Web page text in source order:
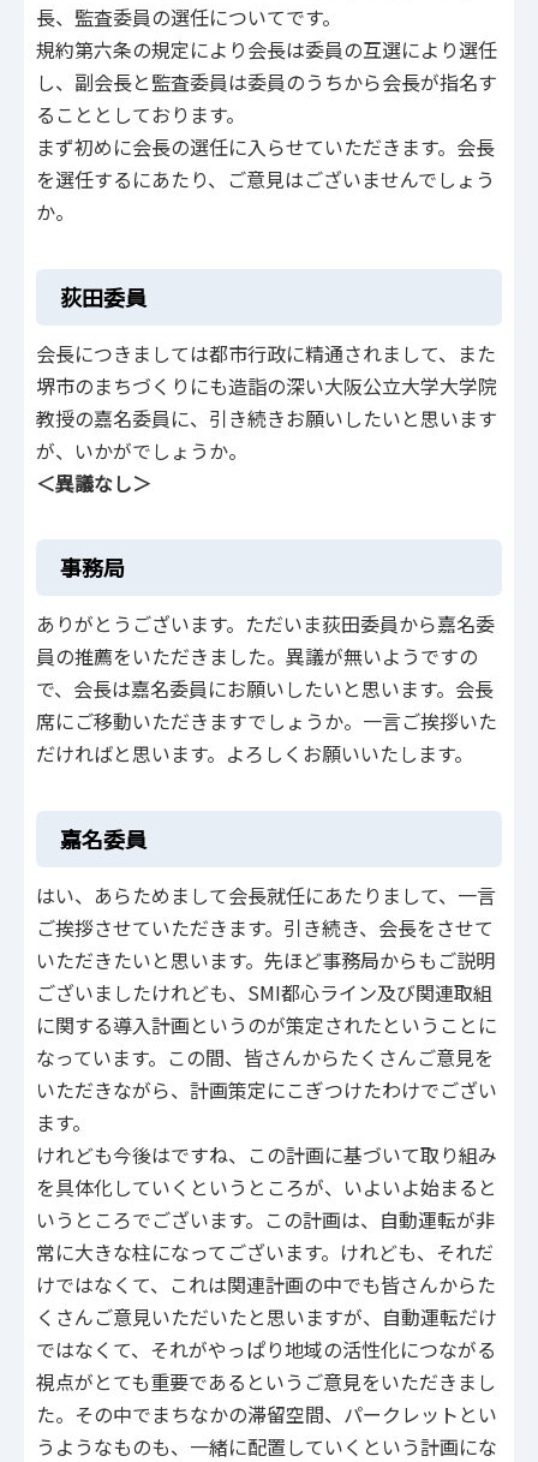
長、監査委員の選任についてです。
規約第六条の規定により会長は委員の互選により選任
し、副会長と監査委員は委員のうちから会長が指名す
ることとしております。
まず初めに会長の選任に入らせていただきます。会長
を選任するにあたり、ご意見はございませんでしょう
か。
荻田委員
会長につきましては都市行政に精通されまして、また
堺市のまちづくりにも造詣の深い大阪公立大学大学院
教授の嘉名委員に、引き続きお願いしたいと思います
が、いかがでしょうか。
＜異議なし＞
事務局
ありがとうございます。ただいま荻田委員から嘉名委
員の推薦をいただきました。異議が無いようですの
で、会長は嘉名委員にお願いしたいと思います。会長
席にご移動いただきますでしょうか。一言ご挨拶いた
だければと思います。よろしくお願いいたします。
嘉名委員
はい、あらためまして会長就任にあたりまして、一言
ご挨拶させていただきます。引き続き、会長をさせて
いただきたいと思います。先ほど事務局からもご説明
ございましたけれども、SMI都心ライン及び関連取組
に関する導入計画というのが策定されたということに
なっています。この間、皆さんからたくさんご意見を
いただきながら、計画策定にこぎつけたわけでござい
ます。
けれども今後はですね、この計画に基づいて取り組み
を具体化していくというところが、いよいよ始まると
いうところでございます。この計画は、自動運転が非
常に大きな柱になってございます。けれども、それだ
けではなくて、これは関連計画の中でも皆さんからた
くさんご意見いただいたと思いますが、自動運転だけ
ではなくて、それがやっぱり地域の活性化につながる
視点がとても重要であるというご意見をいただきまし
た。その中でまちなかの滞留空間、パークレットとい
うようなものも、一緒に配置していくという計画にな